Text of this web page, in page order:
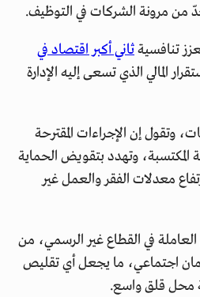
مرونة الشركات في التوظيف.
تنافسيةثاني أكبر اقتصاد في
المالي الذي تسعى إليه الإدارة
وتقول إن الإجراءات المقترحة
وتهدد بتقويض الحماية
معدلات الفقر والعمل غير
القوى العاملة في القطاع غير الرسمي، من
اجتماعي، ما يجعل أي تقليص
محل قلق واسع.